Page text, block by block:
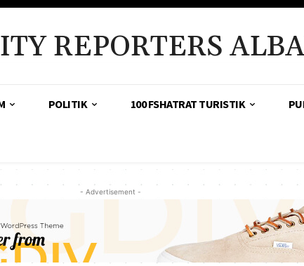
REPORTERS
POLITIK 100 FSHATRAT TURISTIK
- Advertisement -